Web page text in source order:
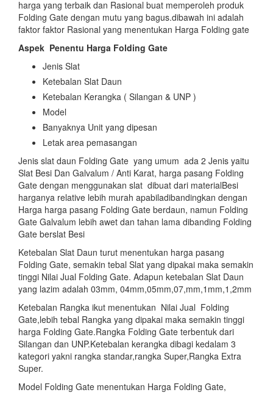
harga yang terbaik dan Rasional buat memperoleh produk
Folding Gate dengan mutu yang bagus.dibawah ini adalah
faktor faktor Rasional yang menentukan Harga Folding gate
Aspek Penentu Harga Folding Gate
Jenis Slat
Ketebalan Slat Daun
Ketebalan Kerangka ( Silangan & UNP )
Model
Banyaknya Unit yang dipesan
Letak area pemasangan
Jenis slat daun Folding Gate yang umum ada 2 Jenis yaitu
Slat Besi Dan Galvalum / Anti Karat, harga pasang Folding
Gate dengan menggunakan slat dibuat dari materialBesi
harganya relative lebih murah apabiladibandingkan dengan
Harga harga pasang Folding Gate berdaun, namun Folding
Gate Galvalum lebih awet dan tahan lama dibanding Folding
Gate berslat Besi
Ketebalan Slat Daun turut menentukan harga pasang
Folding Gate, semakin tebal Slat yang dipakai maka semakin
tinggi Nilai Jual Folding Gate. Adapun ketebalan Slat Daun
yang lazim adalah 03mm, 04mm,05mm,07,mm,1mm,1,2mm
Ketebalan Rangka ikut menentukan Nilai Jual Folding
Gate,lebih tebal Rangka yang dipakai maka semakin tinggi
harga Folding Gate.Rangka Folding Gate terbentuk dari
Silangan dan UNP.Ketebalan kerangka dibagi kedalam 3
kategori yakni rangka standar,rangka Super,Rangka Extra
Super.
Model Folding Gate menentukan Harga Folding Gate,